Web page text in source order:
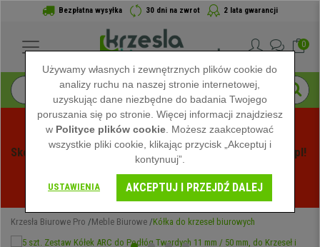
Bezpłatna wysyłka 30 dni na zwrot 2 lata gwarancji
0
Skorzystaj z Letnich Wyprzedaży na Krzeslabiurowepro.pl!
Zobacz oferty -
Krzesła Biurowe Pro Meble Biurowe Kółka do krzeseł biurowych
Używamy własnych i zewnętrznych plików cookie do
analizy ruchu na naszej stronie internetowej,
uzyskując dane niezbędne do badania Twojego
poruszania się po stronie. Więcej informacji znajdziesz
w Polityce plików cookie . Możesz zaakceptować
wszystkie pliki cookie, klikając przycisk „Akceptuj i
kontynuuj”.
USTAWIENIA AKCEPTUJ I PRZEJDŹ DALEJ